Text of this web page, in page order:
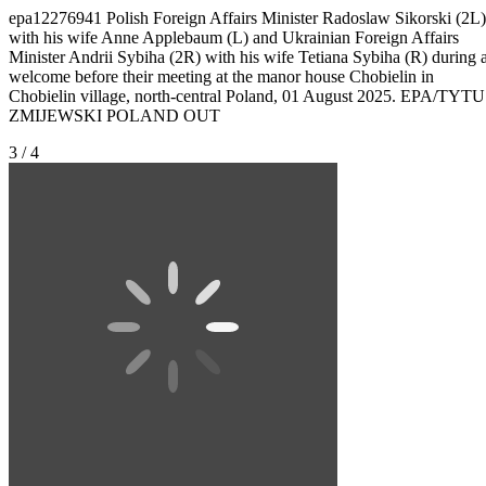
epa12276941 Polish Foreign Affairs Minister Radoslaw Sikorski (2L)
with his wife Anne Applebaum (L) and Ukrainian Foreign Affairs
Minister Andrii Sybiha (2R) with his wife Tetiana Sybiha (R) during
welcome before their meeting at the manor house Chobielin in
Chobielin village, north-central Poland, 01 August 2025. EPA/
ZMIJEWSKI POLAND OUT
3 / 4